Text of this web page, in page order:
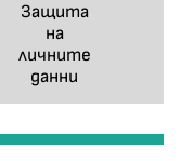
Защита
на
личните
данни